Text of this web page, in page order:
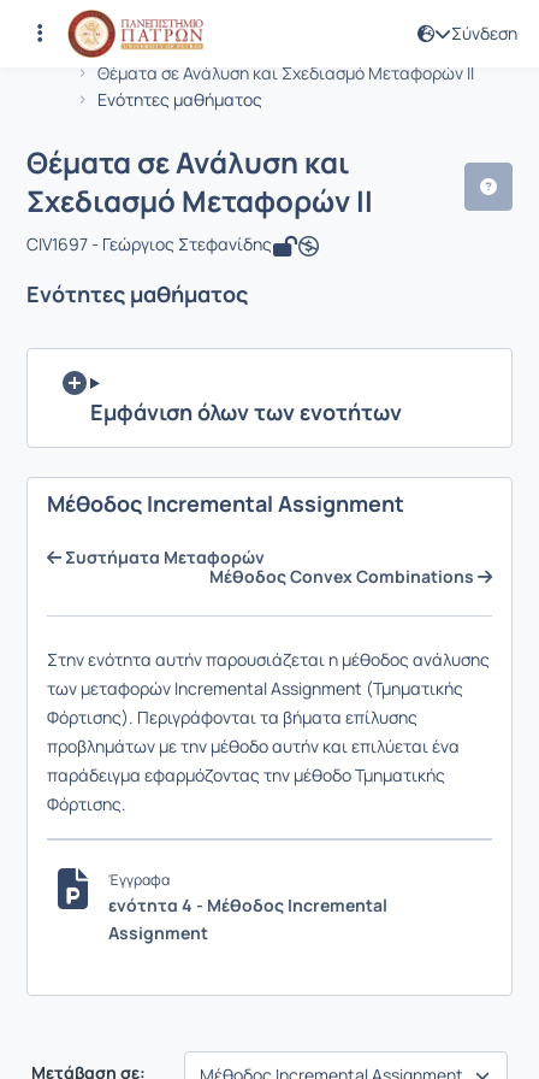
Σύνδεση
Αρχική Σελίδα
Θέματα σε Ανάλυση και Σχεδιασμό Μεταφορών ΙΙ
Ενότητες μαθήματος
Μάθημα : Θέματα σε Ανάλυση και
Κωδικός : CIV1697
Θέματα σε Ανάλυση και
Σχεδιασμό Μεταφορών ΙΙ
CIV1697 - Γεώργιος Στεφανίδης
Ενότητες μαθήματος
Εμφάνιση όλων των ενοτήτων
Μέθοδος Incremental Assignment
Συστήματα Μεταφορών
Μέθοδος Convex Combinations
Στην ενότητα αυτήν παρουσιάζεται η μέθοδος ανάλυσης
των μεταφορών Incremental Assignment (Τμηματικής
Φόρτισης). Περιγράφονται τα βήματα επίλυσης
προβλημάτων με την μέθοδο αυτήν και επιλύεται ένα
παράδειγμα εφαρμόζοντας την μέθοδο Τμηματικής
Φόρτισης.
Έγγραφα
ενότητα 4 - Μέθοδος Incremental
Assignment
Μετάβαση σε: